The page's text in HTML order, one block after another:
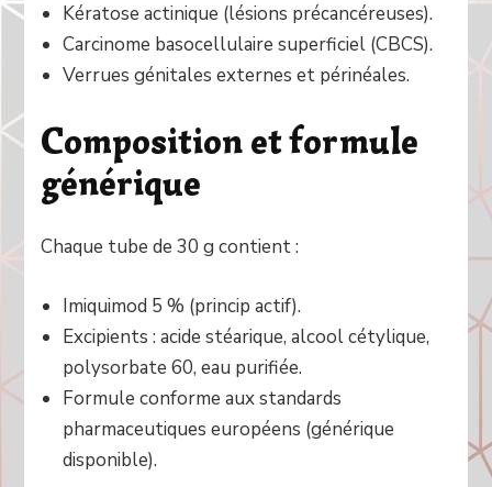
Kératose actinique (lésions précancéreuses).
Carcinome basocellulaire superficiel (CBCS).
Verrues génitales externes et périnéales.
Composition et formule
générique
Chaque tube de 30 g contient :
Imiquimod 5 % (princip actif).
Excipients : acide stéarique, alcool cétylique,
polysorbate 60, eau purifiée.
Formule conforme aux standards
pharmaceutiques européens (générique
disponible).